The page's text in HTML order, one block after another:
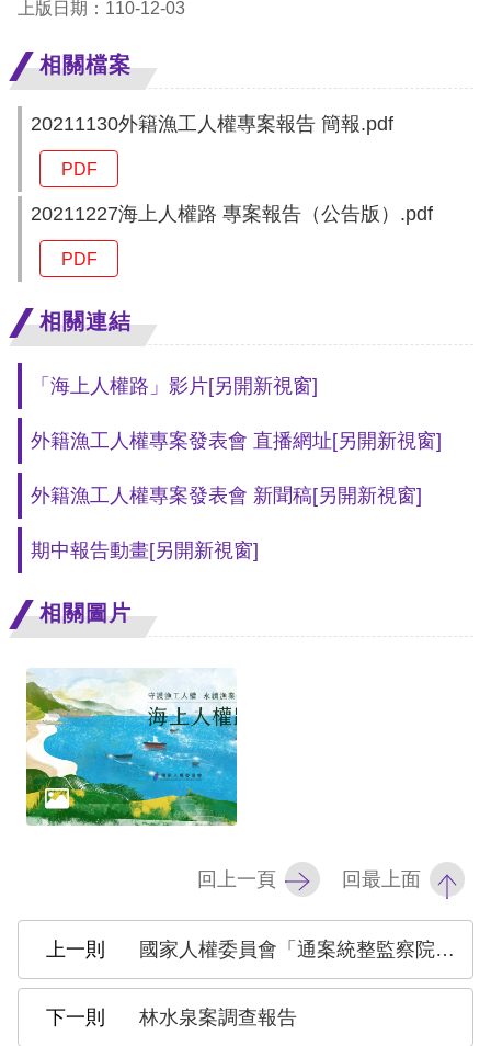
上版日期：110-12-03
相關檔案
20211130外籍漁工人權專案報告 簡報.pdf
PDF
20211227海上人權路 專案報告（公告版）.pdf
PDF
相關連結
「海上人權路」影片[另開新視窗]
外籍漁工人權專案發表會 直播網址[另開新視窗]
外籍漁工人權專案發表會 新聞稿[另開新視窗]
期中報告動畫[另開新視窗]
相關圖片
回上一頁 回最上面
國家人權委員會「通案統整監察院歷年調查國家不法行為所致相關權利損害之案」專案報告
林水泉案調查報告